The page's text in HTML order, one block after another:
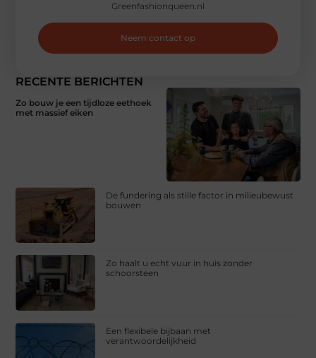
RECENTE BERICHTEN
Zo bouw je een tijdloze eethoek
met massief eiken
De fundering als stille factor in milieubewust
bouwen
Zo haalt u echt vuur in huis zonder
schoorsteen
Een flexibele bijbaan met
verantwoordelijkheid
Greenfashionqueen.nl
Neem contact op